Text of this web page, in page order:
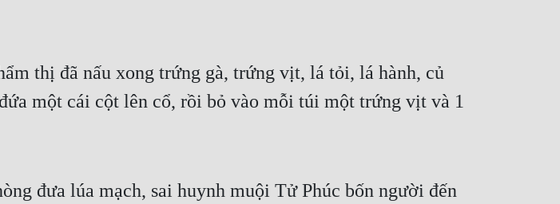
thị đã nấu xong trứng gà, trứng vịt, lá tỏi, lá hành, củ
một cái cột lên cổ, rồi bỏ vào mỗi túi một trứng vịt và 1
đưa lúa mạch, sai huynh muội Tử Phúc bốn người đến